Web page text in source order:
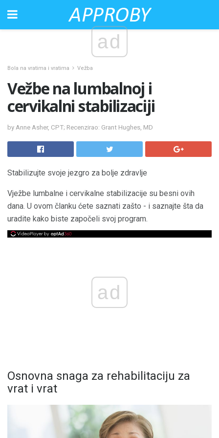
ad
Bola na vratima i vratima Vežba
Vežbe na lumbalnoj i
cervikalni stabilizaciji
by Anne Asher, CPT; Recenzirao: Grant Hughes, MD
Stabilizujte svoje jezgro za bolje zdravlje
Vježbe lumbalne i cervikalne stabilizacije su besni ovih
dana. U ovom članku ćete saznati zašto - i saznajte šta da
uradite kako biste započeli svoj program.
ad
Osnovna snaga za rehabilitaciju za
vrat i vrat